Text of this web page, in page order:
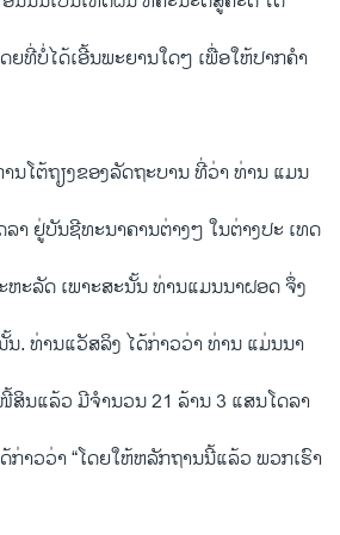
ຍທີ່ບໍ່ໄດ້ເອີ້ນພະຍານໃດໆ ເພື່ອໃຫ້ປາກຄຳ
ນໂຕ້ຖຽງຂອງລັດຖະບານ ທີ່ວ່າ ທ່ານ ແມນ
ລາ ຢູ່ບັນຊີທະນາຄານຕ່າງໆ ໃນຕ່າງປະ ເທດ
ຫະລັດ ເພາະສະນັ້ນ ທ່ານແມນນາຝອດ ຈຶ່ງ
. ທ່ານແວັສລິງ ໄດ້ກ່າວວ່າ ທ່ານ ແມ່ນນາ
ນແລ້ວ ມີຈຳນວນ 21 ລ້ານ 3 ແສນໂດລາ
ກ່າວວ່າ “ໂດຍໃຫ້ຫລັກຖານນີ້ແລ້ວ ພວກເຮົາ